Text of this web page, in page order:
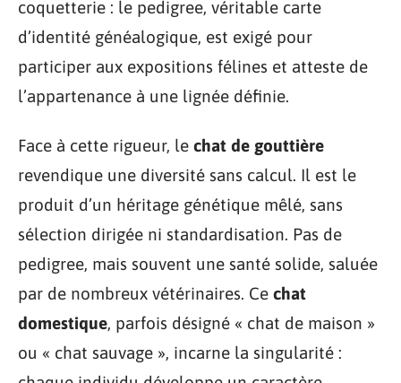
coquetterie : le pedigree, véritable carte
d’identité généalogique, est exigé pour
participer aux expositions félines et atteste de
l’appartenance à une lignée définie.
Face à cette rigueur, le chat de gouttière
revendique une diversité sans calcul. Il est le
produit d’un héritage génétique mêlé, sans
sélection dirigée ni standardisation. Pas de
pedigree, mais souvent une santé solide, saluée
par de nombreux vétérinaires. Ce chat
domestique, parfois désigné « chat de maison »
ou « chat sauvage », incarne la singularité :